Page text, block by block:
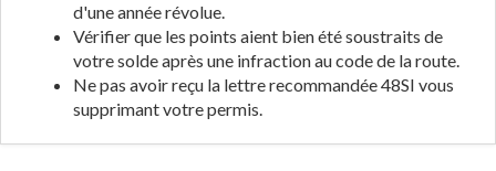
d'une année révolue.
Vérifier que les points aient bien été soustraits de
votre solde après une infraction au code de la route.
Ne pas avoir reçu la lettre recommandée 48SI vous
supprimant votre permis.